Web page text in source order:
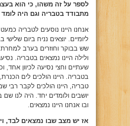
לספר על זה משהו, כי הוא
מתבודד בטבריה וגם היה
אנחנו היינו נוסעים לטבריה
ליומיים. יוצאים נניח ביום
שש בבוקר וחוזרים בערב למחרת.
ולילה היינו נמצאים בטבריה.
שעתיים וחצי נסיעה לכיוון אחד,
בטבריה. היינו הולכים לים
טבריה, היינו הולכים לקבר רבי
יושבים ולומדים יחד. היה לנו שם
ובו אנחנו היינו נמצאים.
אז יש מצב שבו נמצאים לבד,